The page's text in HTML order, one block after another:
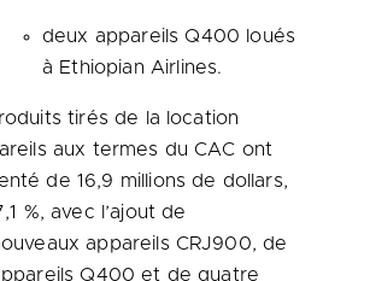
deux appareils Q400 loués
à Ethiopian Airlines.
tirés de la location
aux termes du CAC ont
de 16,9 millions de dollars,
%, avec l’ajout de
appareils CRJ900, de
Q400 et de quatre